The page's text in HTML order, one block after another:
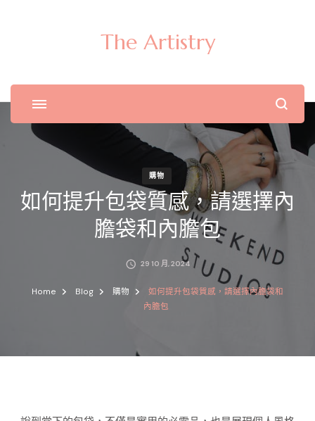
The Artistry
購物
如何提升包袋質感，請選擇內
膽袋和內膽包
29 10 月, 2024
Home Blog 購物
如何提升包袋質感，請選擇內膽袋和
內膽包